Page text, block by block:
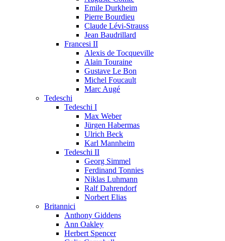
Emile Durkheim
Pierre Bourdieu
Claude Lévi-Strauss
Jean Baudrillard
Francesi II
Alexis de Tocqueville
Alain Touraine
Gustave Le Bon
Michel Foucault
Marc Augé
Tedeschi
Tedeschi I
Max Weber
Jürgen Habermas
Ulrich Beck
Karl Mannheim
Tedeschi II
Georg Simmel
Ferdinand Tonnies
Niklas Luhmann
Ralf Dahrendorf
Norbert Elias
Britannici
Anthony Giddens
Ann Oakley
Herbert Spencer